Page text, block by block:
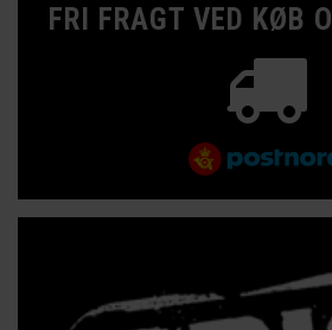
FRI FRAGT VED KØB